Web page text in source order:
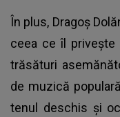
În plus, Dragoș
ceea ce îl privește
trăsături
de muzică
tenul deschis și